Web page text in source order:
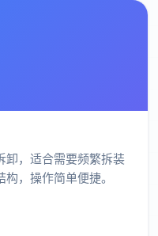
卸，适合需要频繁拆装
，操作简单便捷。